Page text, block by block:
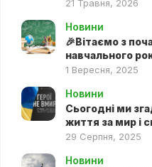
21 Травня, 2026
Новини
🎉Вітаємо з
навчального
1 Вересня, 2025
Новини
Сьогодні ми
життя за мир і
29 Серпня, 2025
Новини